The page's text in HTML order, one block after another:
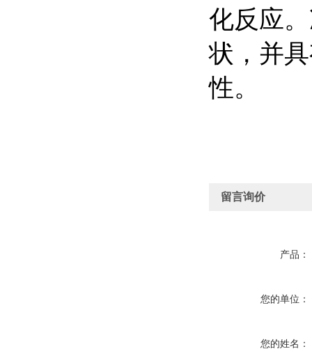
化反应
状，并
性。
留言询价
产品：
您的单位：
您的姓名：